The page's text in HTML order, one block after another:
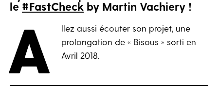
le #FastCheck by Martin Vachiery !
A
llez aussi écouter son projet, une
prolongation de « Bisous » sorti en
Avril 2018.